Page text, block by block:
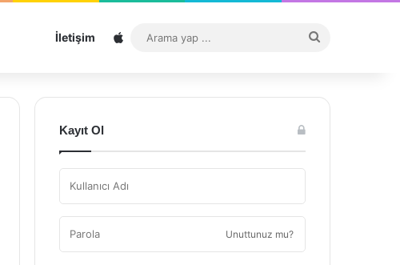
İletişim Sitemap
...
Kayıt Ol
Unuttunuz mu?